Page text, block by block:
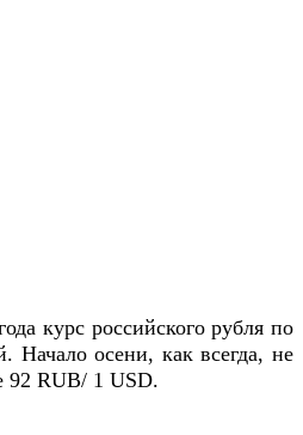
курс российского рубля по
Начало осени, как всегда, не
92 RUB/ 1 USD.